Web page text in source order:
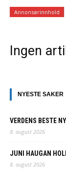
Annonsørinnhold
Ingen
NYESTE SAKER
VERDENS BESTE
8. august 2026
JUNI HAUGAN
8. august 2026